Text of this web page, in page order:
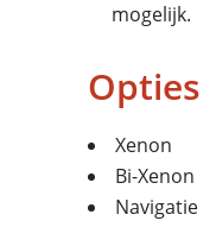
mogelijk.
Opties
Xenon
Bi-Xenon
Navigatie